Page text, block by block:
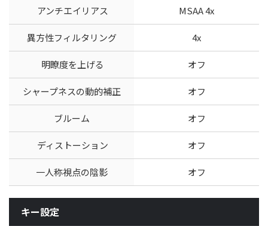
アンチエイリアス MSAA 4x
異方性フィルタリング 4x
明瞭度を上げる オフ
シャープネスの動的補正 オフ
ブルーム オフ
ディストーション オフ
一人称視点の陰影 オフ
キー設定